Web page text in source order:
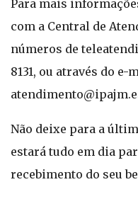
Para mais
com a Central de
números de
8131, ou através do e-
Não deixe para a
estará tudo em dia
recebimento do seu